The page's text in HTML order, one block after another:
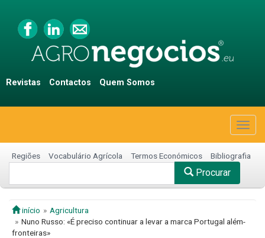
Revistas Contactos Quem Somos
Regiões Vocabulário Agrícola Termos Económicos Bibliografia
Procurar
início
Agricultura
Nuno Russo: «É preciso continuar a levar a marca Portugal além-
fronteiras»